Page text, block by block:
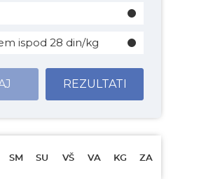
ispod 28 din/kg
REZULTATI
SM SU VŠ VA KG ZA